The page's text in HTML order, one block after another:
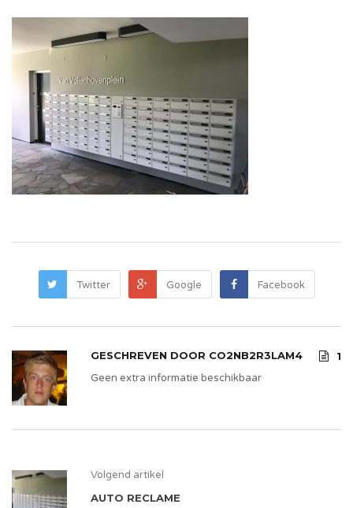
Twitter Google Facebook
GESCHREVEN DOOR CO2NB2R3LAM4
1
Geen extra informatie beschikbaar
Volgend artikel
AUTO RECLAME